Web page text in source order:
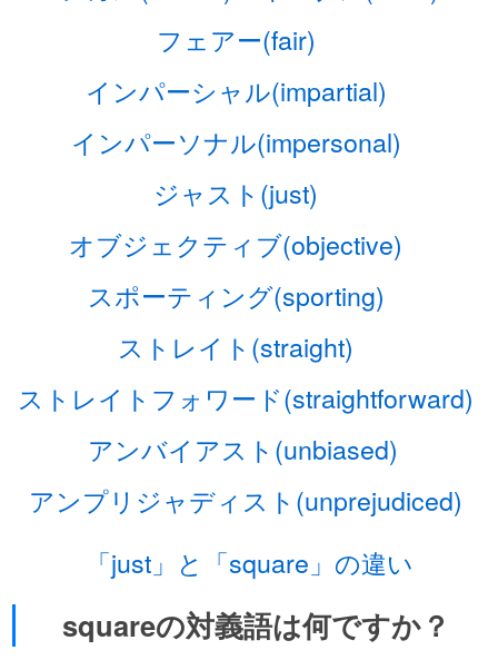
フェアー(fair)
インパーシャル(impartial)
インパーソナル(impersonal)
ジャスト(just)
オブジェクティブ(objective)
スポーティング(sporting)
ストレイト(straight)
ストレイトフォワード(straightforward)
アンバイアスト(unbiased)
アンプリジャディスト(unprejudiced)
「just」と「square」の違い
squareの対義語は何ですか？